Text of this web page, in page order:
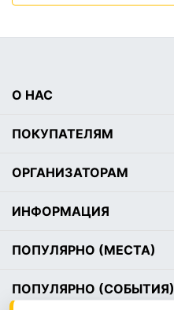
О НАС
ПОКУПАТЕЛЯМ
ОРГАНИЗАТОРАМ
ИНФОРМАЦИЯ
ПОПУЛЯРНО (МЕСТА)
ПОПУЛЯРНО (СОБЫТИЯ)